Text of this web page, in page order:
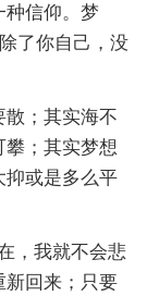
种信仰。梦
了你自己，没
散；其实海不
；其实梦想
或是多么平
，我就不会悲
新回来；只要